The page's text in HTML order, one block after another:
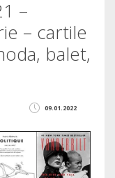
–
– cartile
balet,
09.01.2022